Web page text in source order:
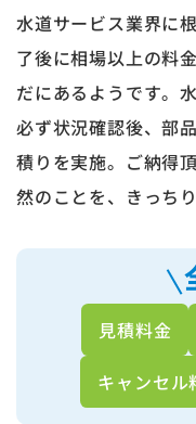
水道サービス業界に
了後に相場以上の料
だにあるようです。
必ず状況確認後、部
積りを実施。ご納得
然のことを、きっちり
見積料金
キャンセル